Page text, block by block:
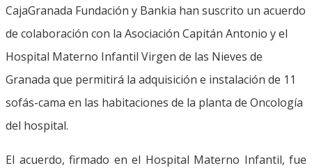
CajaGranada Fundación y Bankia han suscrito un acuerdo
de colaboración con la Asociación Capitán Antonio y el
Hospital Materno Infantil Virgen de las Nieves de
Granada que permitirá la adquisición e instalación de 11
sofás-cama en las habitaciones de la planta de Oncología
del hospital.
El acuerdo, firmado en el Hospital Materno Infantil, fue